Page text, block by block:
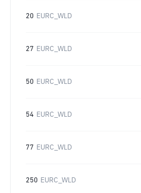
20 EURC_WLD
27 EURC_WLD
50 EURC_WLD
54 EURC_WLD
77 EURC_WLD
250 EURC_WLD